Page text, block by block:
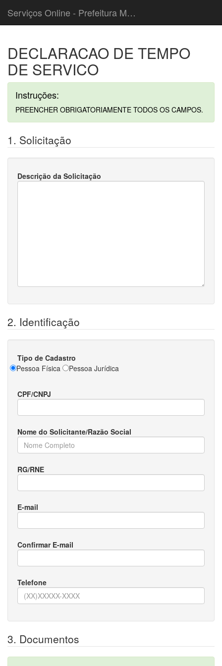
Serviços Online - Prefeitura Municipal de Mairipora
DECLARACAO DE TEMPO
DE SERVICO
Instruções:
PREENCHER OBRIGATORIAMENTE TODOS OS CAMPOS.
1. Solicitação
Descrição da Solicitação
2. Identificação
Tipo de Cadastro
Pessoa Física
Pessoa Jurídica
CPF/CNPJ
Nome do Solicitante/Razão Social
RG/RNE
E-mail
Confirmar E-mail
Telefone
3. Documentos